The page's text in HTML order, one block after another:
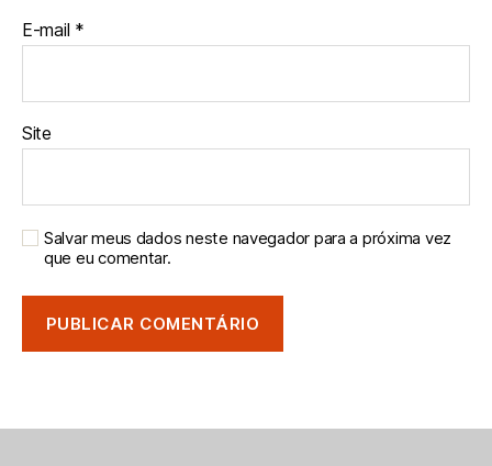
E-mail *
Site
Salvar meus dados neste navegador para a próxima vez
que eu comentar.